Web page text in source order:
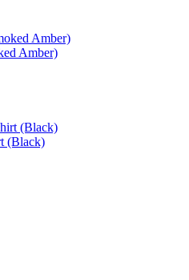
Amber)
(Black)